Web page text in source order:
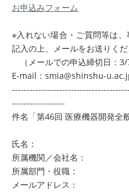
お申込みフォーム
※入れない場合・ご質問等は
記入の上、メールをお送りくだ
（メールでの申込締切日：3/
E-mail：smia@shinshu-
------------------
件名「第46回 医療機器開発全
氏名：
所属機関／会社名：
所属部門・役職：
メールアドレス：